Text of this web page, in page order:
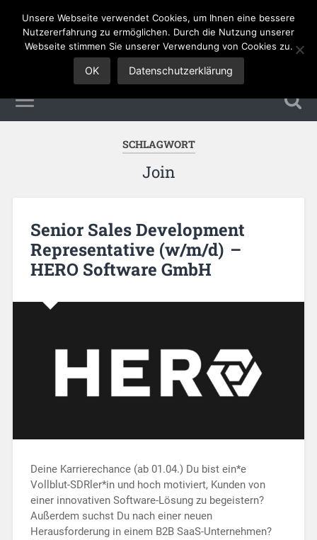
Sales Jobs
SCHLAGWORT
Join
Senior Sales Development
Representative (w/m/d) –
HERO Software GmbH
Deine Karrierechance (ab 01.04.) Du bist ein*e
Vollblut-SDRler*in und hoch motiviert, Kunden von
einer innovativen Software-Lösung zu begeistern?
Außerdem suchst Du nach einer neuen
Herausforderung in einem B2B SaaS-Unternehmen?
Unsere Webseite verwendet Cookies, um Ihnen eine bessere
Nutzererfahrung zu ermöglichen. Durch die Nutzung unserer
Webseite stimmen Sie unserer Verwendung von Cookies zu.
OK Datenschutzerklärung